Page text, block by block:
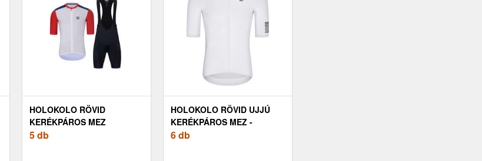
HOLOKOLO RÖVID
KERÉKPÁROS MEZ
RÖVIDNADRÁGGAL - SZETT
5 db
HOLOKOLO RÖVID UJJÚ
KERÉKPÁROS MEZ -
VICTORIOUS ELITE - FEHÉR
6 db